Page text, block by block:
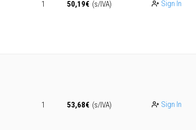
1 50,19€ (s/IVA) Sign In
1 53,68€ (s/IVA) Sign In